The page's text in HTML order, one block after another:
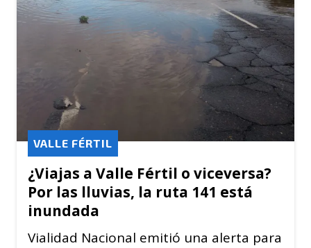
¿Viajas a Valle Fértil o viceversa?
Por las lluvias, la ruta 141 está
inundada
VALLE FÉRTIL
Vialidad Nacional emitió una alerta para